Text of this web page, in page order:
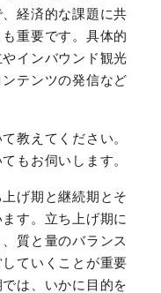
経済的な課題に共
重要です。具体的
インバウンド観光
テンツの発信など
教えてください。
もお伺いします。
げ期と継続期とそ
す。立ち上げ期に
質と量のバランス
ていくことが重要
は、いかに目的を